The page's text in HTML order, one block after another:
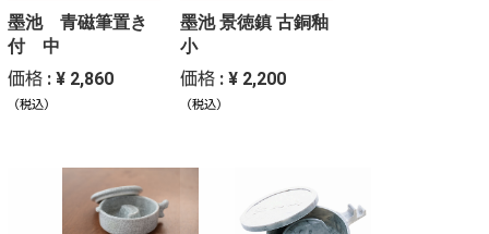
墨池 青磁筆置き
付 中
価格 : ¥ 2,860
（税込）
墨池 景徳鎮 古銅釉
小
価格 : ¥ 2,200
（税込）